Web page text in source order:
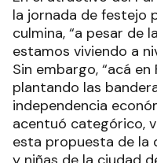
la jornada de festejo
culmina, “a pesar de
estamos viviendo a
Sin embargo, “acá
plantando las
independencia
acentuó categórico,
esta propuesta de la